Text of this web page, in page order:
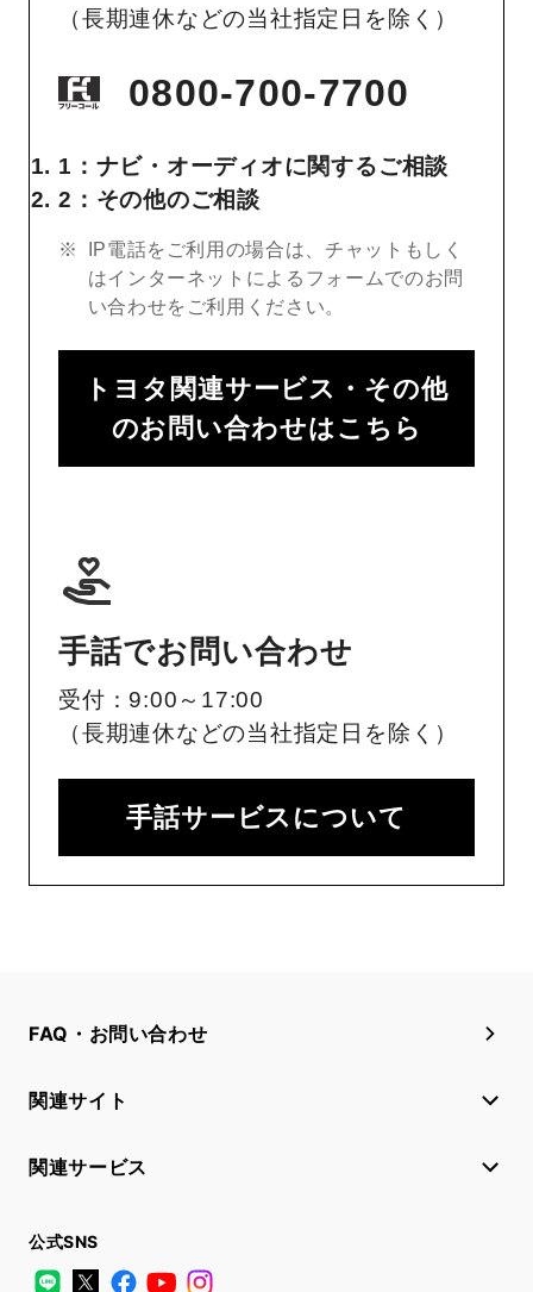
（長期連休などの当社指定日を除く）
0800-700-7700
1：ナビ・オーディオに関するご相談
2：その他のご相談
IP電話をご利用の場合は、チャットもしく
はインターネットによるフォームでのお問
い合わせをご利用ください。
トヨタ関連サービス・その他
のお問い合わせはこちら
手話でお問い合わせ
受付：9:00～17:00
（長期連休などの当社指定日を除く）
手話サービスについて
FAQ・お問い合わせ
関連サイト
関連サービス
公式SNS
LINE
X FacebookYouTube